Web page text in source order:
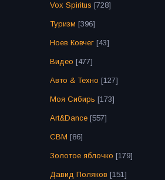
Vox Spiritus [728]
Туризм [396]
Ноев Ковчег [43]
Видео [477]
Авто & Техно [127]
Моя Сибирь [173]
Art&Dance [557]
СВМ [86]
Золотое яблочко [179]
Давид Поляков [151]